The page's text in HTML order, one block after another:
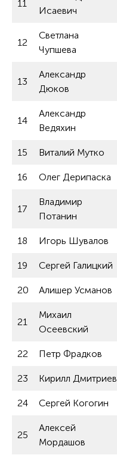
11
Исаевич
12
Светлана
Чупшева
13
Александр
Дюков
14
Александр
Ведяхин
15 Виталий Мутко
16 Олег Дерипаска
17
Владимир
Потанин
18 Игорь Шувалов
19 Сергей Галицкий
20 Алишер Усманов
21
Михаил
Осеевский
22 Петр Фрадков
23 Кирилл Дмитриев
24 Сергей Когогин
25
Алексей
Мордашов